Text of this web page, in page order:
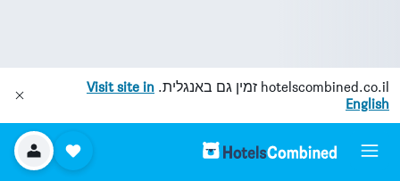
hotelscombined.co.il זמין גם באנגלית. Visit site in
English